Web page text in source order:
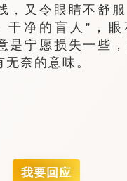
，又令眼睛不舒
干净的盲人”，眼
是宁愿损失一些
奈的意味。
我要回应